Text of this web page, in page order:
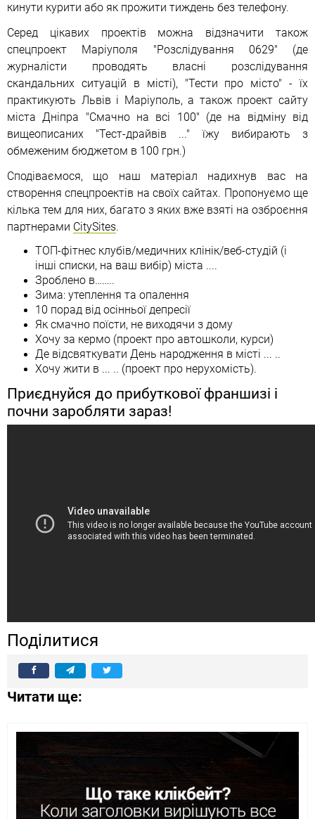
кинути курити або як прожити тиждень без телефону.
Серед цікавих проектів можна відзначити також
спецпроект Маріуполя "Розслідування 0629" (де
журналісти проводять власні розслідування
скандальних ситуацій в місті), "Тести про місто" - їх
практикують Львів і Маріуполь, а також проект сайту
міста Дніпра "Смачно на всі 100" (де на відміну від
вищеописаних "Тест-драйвів ..." їжу вибирають з
обмеженим бюджетом в 100 грн.)
Сподіваємося, що наш матеріал надихнув вас на
створення спецпроектів на своїх сайтах. Пропонуємо ще
кілька тем для них, багато з яких вже взяті на озброєння
партнерами CitySites.
ТОП-фітнес клубів/медичних клінік/веб-студій (і
інші списки, на ваш вибір) міста ....
Зроблено в……..
Зима: утеплення та опалення
10 порад від осінньої депресії
Як смачно поїсти, не виходячи з дому
Хочу за кермо (проект про автошколи, курси)
Де відсвяткувати День народження в місті ... ..
Хочу жити в ... .. (проект про нерухомість).
Приєднуйся до прибуткової франшизі і
почни заробляти зараз!
Поділитися
Читати ще: